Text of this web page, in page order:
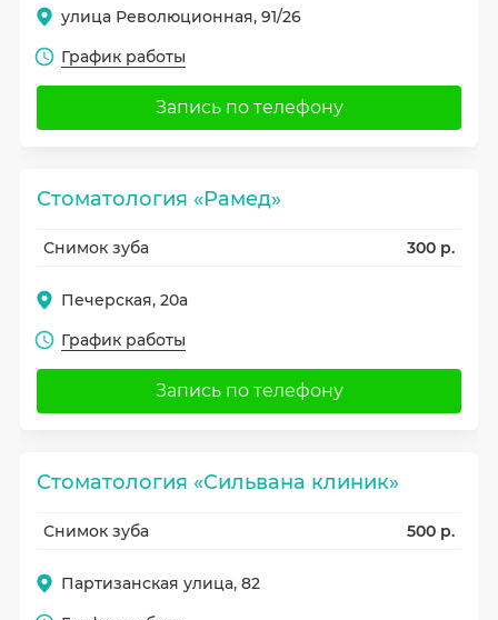
улица Революционная, 91/26
График работы
Запись по телефону
Стоматология «Рамед»
Снимок зуба 300 р.
Печерская, 20а
График работы
Запись по телефону
Стоматология «Сильвана клиник»
Снимок зуба 500 р.
Партизанская улица, 82